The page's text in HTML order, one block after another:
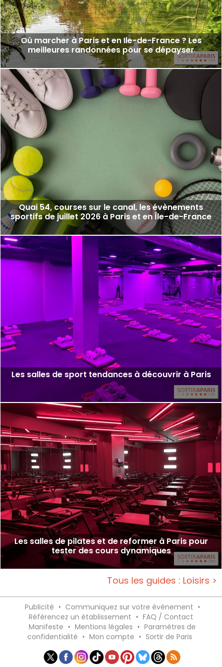
Où marcher à Paris et en Ile-de-France ? Les
meilleures randonnées pour se dépayser
Quai 54, courses sur le canal, les évènements
sportifs de juillet 2026 à Paris et en Île-de-France
Les salles de sport tendances à découvrir à Paris
Les salles de pilates et de reformer à Paris pour
tester des cours dynamiques
Tous les guides : Loisirs >
Publicité • Communiquez sur votre événement •
Référencez un établissement • FAQ / Contact
Manifeste • Mentions légales • Paramètres de
confidentialité • Mon compte • Sortir de Paris